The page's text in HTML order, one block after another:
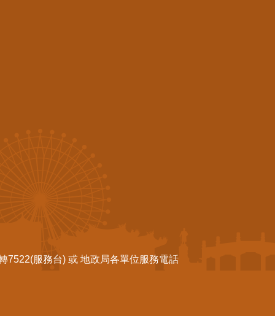
7522(服務台) 或 地政局各單位服務電話